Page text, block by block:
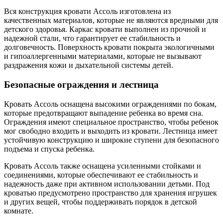
Вся конструкция кровати Ассоль изготовлена из
качественных материалов, которые не являются вредными для
детского здоровья. Каркас кровати выполнен из прочной и
надежной стали, что гарантирует ее стабильность и
долговечность. Поверхность кровати покрыта экологичными
и гипоаллергенными материалами, которые не вызывают
раздражения кожи и дыхательной системы детей.
Безопасные ограждения и лестница
Кровать Ассоль оснащена высокими ограждениями по бокам,
которые предотвращают выпадение ребенка во время сна.
Ограждения имеют специальное пространство, чтобы ребенок
мог свободно входить и выходить из кровати. Лестница имеет
устойчивую конструкцию и широкие ступени для безопасного
подъема и спуска ребенка.
Кровать Ассоль также оснащена усиленными стойками и
соединениями, которые обеспечивают ее стабильность и
надежность даже при активном использовании детьми. Под
кроватью предусмотрено пространство для хранения игрушек
и других вещей, чтобы поддерживать порядок в детской
комнате.